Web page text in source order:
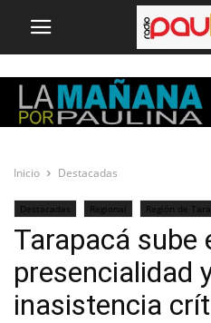
Inicio Destacadas
Destacadas Regional Región de
Tarapacá sube
presencialidad
inasistencia